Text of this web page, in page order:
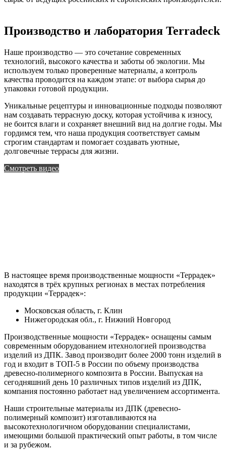
Производство и лаборатория Terradeck
Наше производство — это сочетание современных
технологий, высокого качества и заботы об экологии. Мы
используем только проверенные материалы, а контроль
качества проводится на каждом этапе: от выбора сырья до
упаковки готовой продукции.
Уникальные рецептуры и инновационные подходы позволяют
нам создавать террасную доску, которая устойчива к износу,
не боится влаги и сохраняет внешний вид на долгие годы. Мы
гордимся тем, что наша продукция соответствует самым
строгим стандартам и помогает создавать уютные,
долговечные террасы для жизни.
Смотреть видео
В настоящее время производственные мощности «Террадек»
находятся в трёх крупных регионах в местах потребления
продукции «Террадек»:
Московская область, г. Клин
Нижегородская обл., г. Нижний Новгород
Производственные мощности «Террадек» оснащены самым
современным оборудованием итехнологией производства
изделий из ДПК. Завод производит более 2000 тонн изделий в
год и входит в ТОП-5 в России по объему производства
древесно-полимерного композита в России. Выпуская на
сегодняшний день 10 различных типов изделий из ДПК,
компания постоянно работает над увеличением ассортимента.
Наши строительные материалы из ДПК (древесно-
полимерный композит) изготавливаются на
высокотехнологичном оборудовании специалистами,
имеющими большой практический опыт работы, в том числе
и за рубежом.